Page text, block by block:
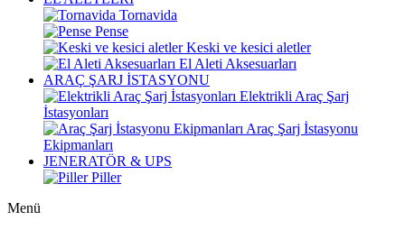
Tornavida
Pense
Keski ve kesici aletler
El Aleti Aksesuarları
ARAÇ ŞARJ İSTASYONU
Elektrikli Araç Şarj
İstasyonları
Araç Şarj İstasyonu
Ekipmanları
JENERATÖR & UPS
Piller
Menü